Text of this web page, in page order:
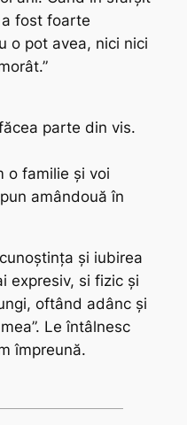
fost foarte
o pot avea, nici nici
parte din vis.
o familie și voi
amândouă în
și iubirea
expresiv, si fizic și
oftând adânc și
Le întâlnesc
împreună.